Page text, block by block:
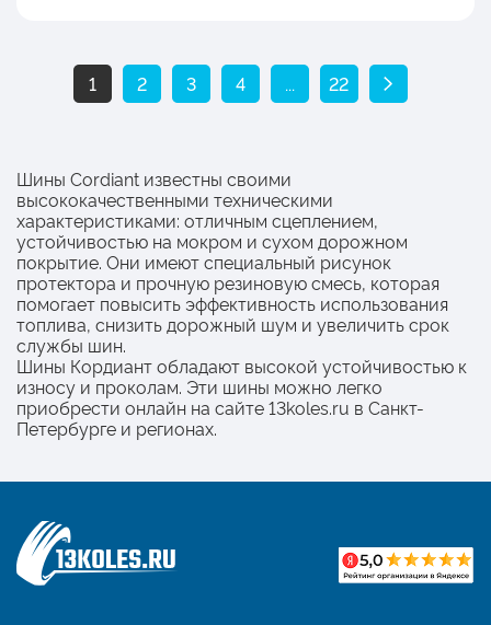
1 2 3 4 ... 22
Шины Cordiant известны своими
высококачественными техническими
характеристиками: отличным сцеплением,
устойчивостью на мокром и сухом дорожном
покрытие. Они имеют специальный рисунок
протектора и прочную резиновую смесь, которая
помогает повысить эффективность использования
топлива, снизить дорожный шум и увеличить срок
службы шин.
Шины Кордиант обладают высокой устойчивостью к
износу и проколам. Эти шины можно легко
приобрести онлайн на сайте 13koles.ru в Санкт-
Петербурге и регионах.